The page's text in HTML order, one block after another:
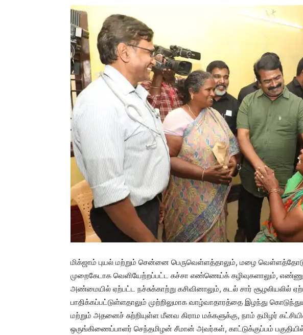
மிக்ஜாம் புயல் மற்றும் சென்னை பெருவெள்ளத்தாலும், மழை
முறைகேடாக வெளியேற்றப்பட்ட கச்சா எண்ணெய்க் கழிவுகளாலும்,
அண்மையில் ஏற்பட்ட நச்சுக்காற்று கசிவினாலும், கடல் சார் சூழலியலில்
பாதிக்கப்பட்டுள்ளதாலும் முற்றிலுமாக வாழ்வாதாரத்தை இழந்து
மற்றும் அதனைச் சுற்றியுள்ள மீனவ கிராம மக்களுக்கு, நாம் தமிழர்
ஒருங்கிணைப்பாளர் செந்தமிழன் சீமான் அவர்கள், காட்டுக்குப்பம்